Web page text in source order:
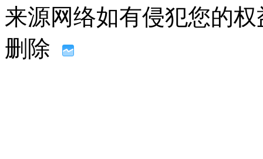
来源网络如有侵犯您的
删除